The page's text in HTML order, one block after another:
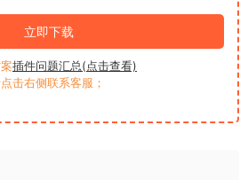
立即下载
插件问题汇总(点击查看)
击右侧联系客服；